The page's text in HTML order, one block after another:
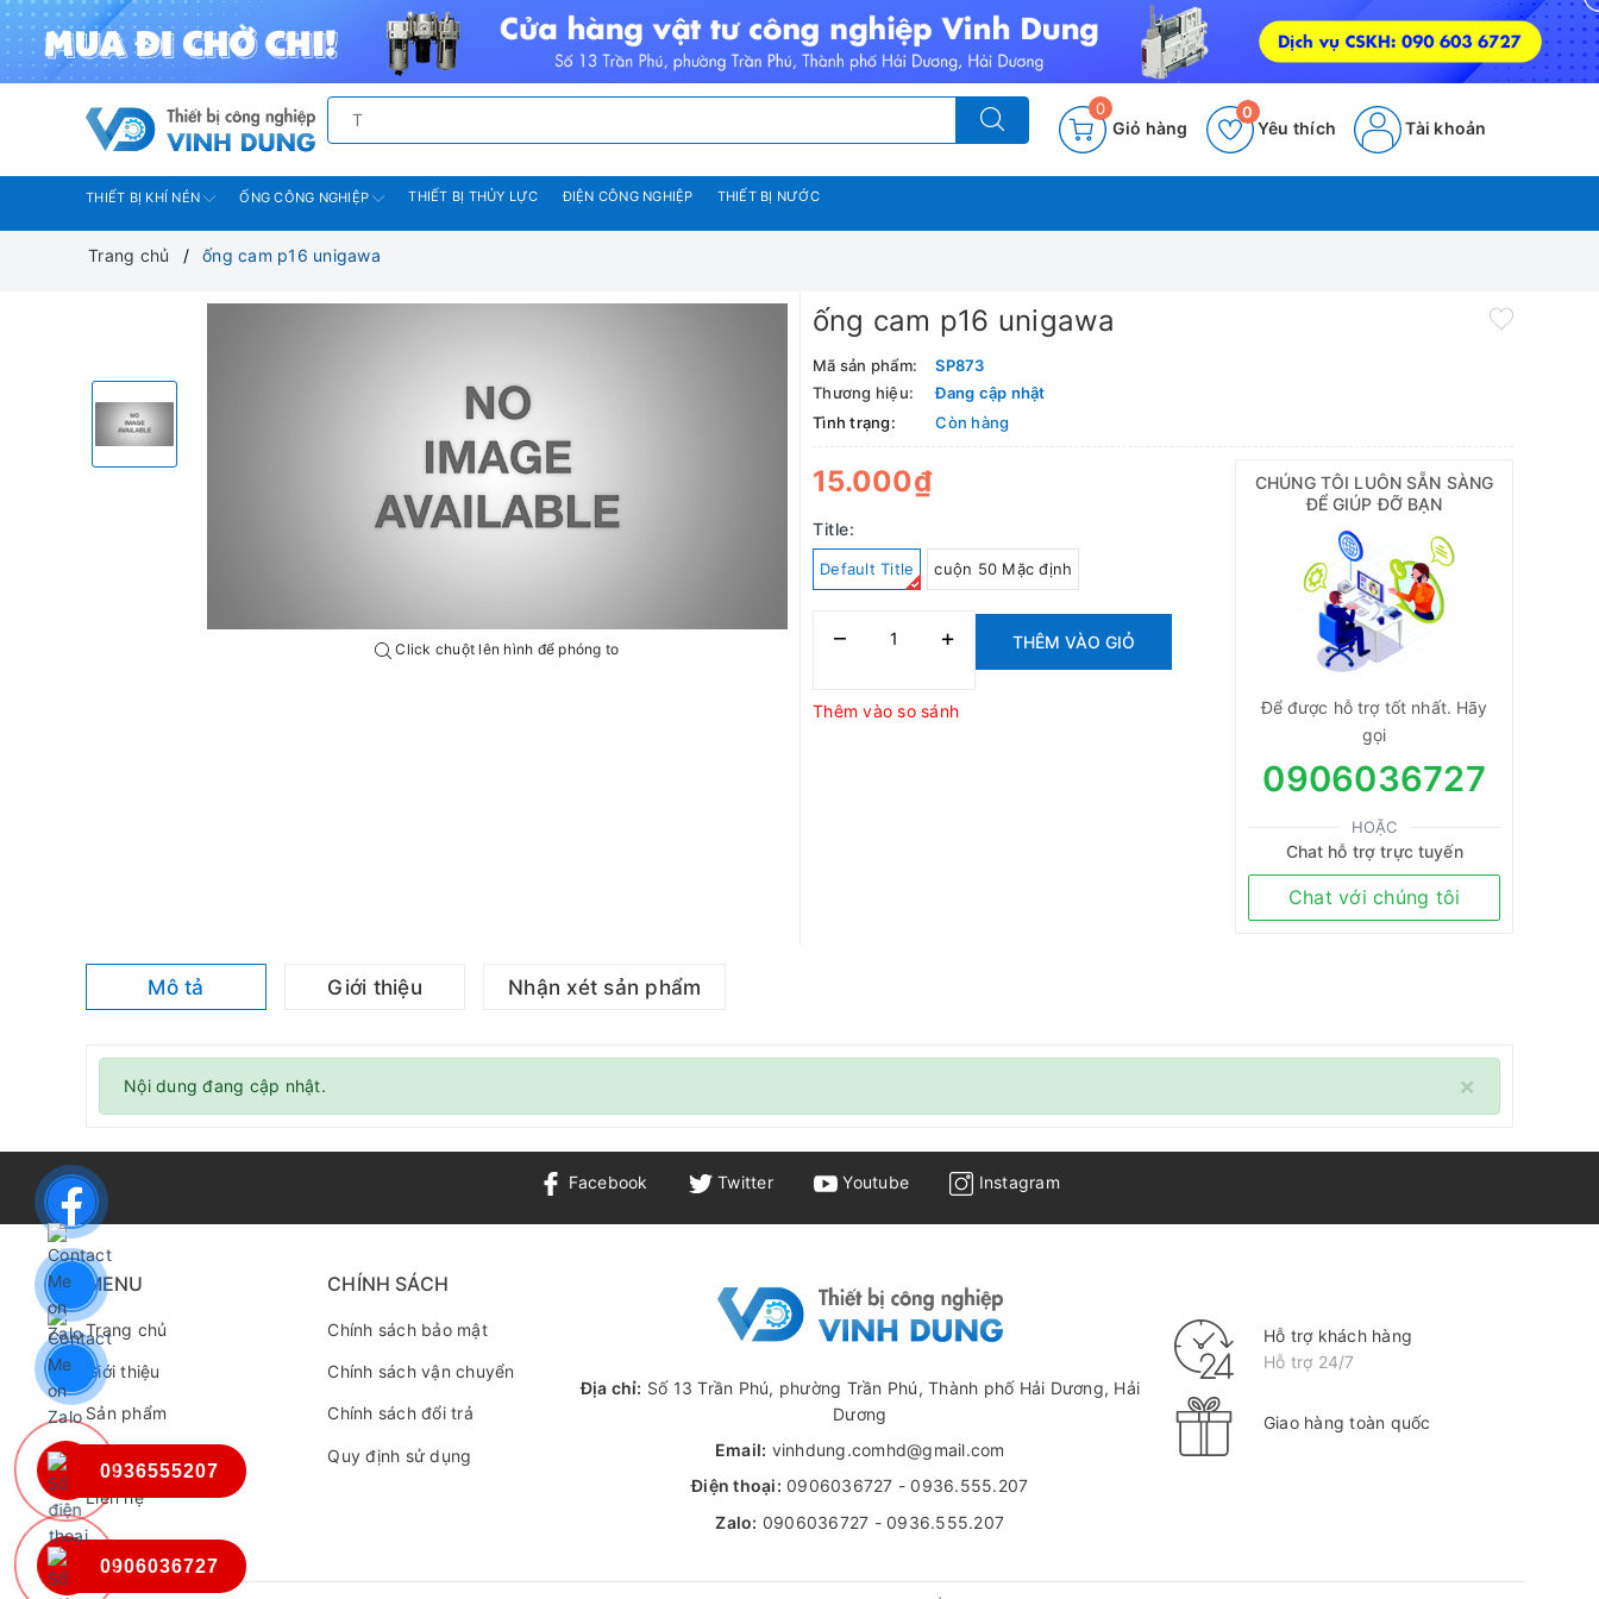
0
Giỏ hàng Yêu thích
0
Tài khoản
THIẾT BỊ KHÍ NÉN ỐNG CÔNG NGHIỆP THIẾT BỊ THỦY LỰC ĐIỆN CÔNG NGHIỆP THIẾT BỊ NƯỚC
Trang chủ ống cam p16 unigawa
Click chuột lên hình để phóng to
ống cam p16 unigawa
Mã sản phẩm:
SP873
Thương hiệu:
Đang cập nhật
Tình trạng:
Còn hàng
15.000₫
Title:
Default Title cuộn 50 Mặc định
– + THÊM VÀO GIỎ
Thêm vào so sánh
CHÚNG TÔI LUÔN SẴN SÀNG
ĐỂ GIÚP ĐỠ BẠN
Để được hỗ trợ tốt nhất. Hãy
gọi
0906036727
HOẶC
Chat hỗ trợ trực tuyến
Chat với chúng tôi
Mô tả Giới thiệu Nhận xét sản phẩm
×
Nội dung đang cập nhật.
Facebook Twitter Youtube Instagram
MENU
Trang chủ
Giới thiệu
Sản phẩm
Liên hệ
CHÍNH SÁCH
Chính sách bảo mật
Chính sách vận chuyển
Chính sách đổi trả
Quy định sử dụng
Địa chỉ: Số 13 Trần Phú, phường Trần Phú, Thành phố Hải Dương, Hải
Dương
Email: vinhdung.comhd@gmail.com
Điện thoại: 0906036727 -0936.555.207
Zalo: 0906036727 -0936.555.207
Hỗ trợ khách hàng
Hỗ trợ 24/7
Giao hàng toàn quốc
0906036727
0936555207